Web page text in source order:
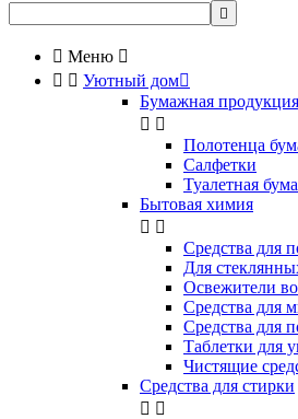

 Меню 
  Уютный дом
Бумажная продукция
 
Полотенца
Салфетки
Туалетная
Бытовая химия
 
Cредства для
Для
Освежители
Средства для
Средства для
Таблетки для
Чистящие
Средства для стирки
 